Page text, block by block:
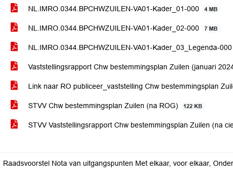
NL.IMRO.0344.BPCHWZUILEN-VA01-Kader_01-000 4 MB
NL.IMRO.0344.BPCHWZUILEN-VA01-Kader_02-000 7 MB
NL.IMRO.0344.BPCHWZUILEN-VA01-Kader_03_Legenda-000
Vaststellingsrapport Chw bestemmingsplan Zuilen (januari
Link naar RO publiceer_vaststelling Chw bestemmingsplan
STVV Chw bestemmingsplan Zuilen (na ROG) 122 KB
STVV Vaststellingsrapport Chw bestemmingsplan Zuilen (na
Raadsvoorstel Nota van uitgangspunten Met elkaar, voor elkaar,